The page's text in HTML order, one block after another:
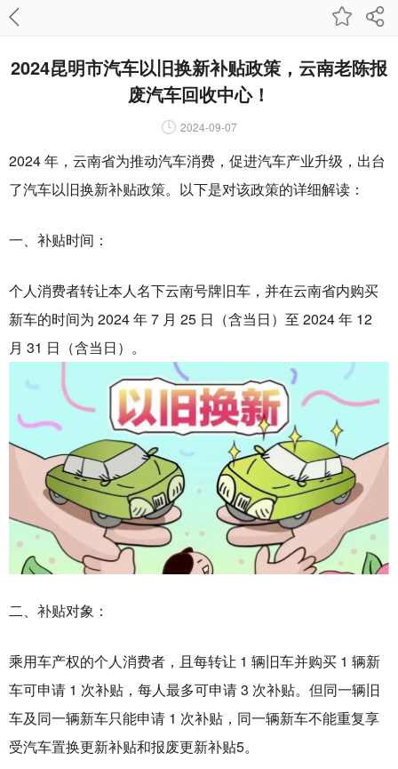
2024昆明市汽车以旧换新补贴政策，云南老陈报
废汽车回收中心！
2024-09-07
2024 年，云南省为推动汽车消费，促进汽车产业升级，出台
了汽车以旧换新补贴政策。以下是对该政策的详细解读：
一、补贴时间：
个人消费者转让本人名下云南号牌旧车，并在云南省内购买
新车的时间为 2024 年 7 月 25 日（含当日）至 2024 年 12
月 31 日（含当日）。
二、补贴对象：
乘用车产权的个人消费者，且每转让 1 辆旧车并购买 1 辆新
车可申请 1 次补贴，每人最多可申请 3 次补贴。但同一辆旧
车及同一辆新车只能申请 1 次补贴，同一辆新车不能重复享
受汽车置换更新补贴和报废更新补贴5。